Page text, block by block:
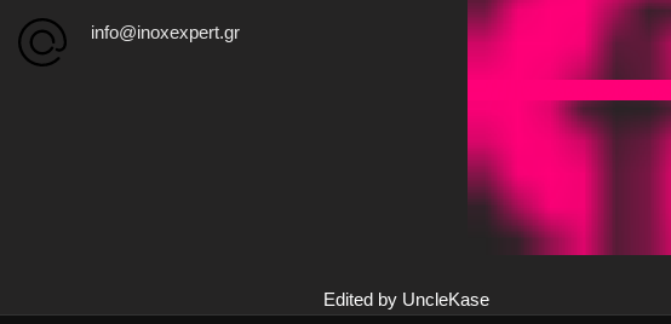
info@inoxexpert.gr
Edited by UncleKase